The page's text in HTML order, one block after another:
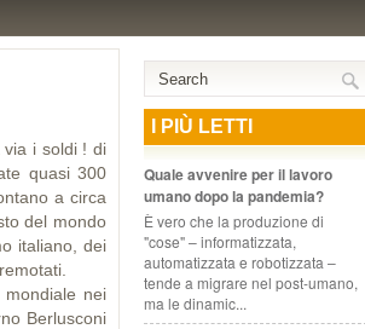
via i soldi ! di
quasi 300
a circa
del mondo
italiano, dei
nei
Berlusconi
I PIÙ LETTI
Quale avvenire per il lavoro
umano dopo la pandemia?
È vero che la produzione di
"cose" – informatizzata,
automatizzata e robo­tiz­zata –
tende a migrare nel post-umano,
ma le dinamic...